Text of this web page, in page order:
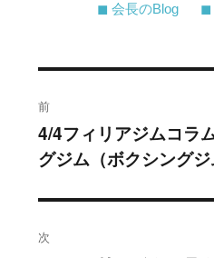
◼︎ 会長のBlog ◼︎
稿
ナ
ビ
ゲ
前
過
去
稿:
4/4フィリアジムコ
グジム（ボクシングジ
次